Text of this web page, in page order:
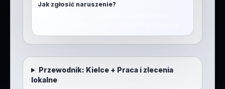
Jak zgłosić naruszenie?
Przewodnik: Kielce+ Praca i zlecenia
lokalne